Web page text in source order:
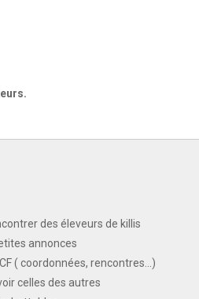
des éleveurs de killis
annonces
( coordonnées, rencontres...)
celles des autres